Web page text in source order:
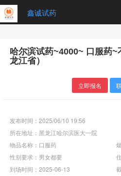
鑫诚试药
哈尔滨试药~4000~ 口服药
龙江省）
立即报名
发布时间：2025/06/10 19:56
所在地址：黑龙江哈尔滨医大一院
物品名称：口服药
性别要求：男女都要
到场时间：2025-06-13